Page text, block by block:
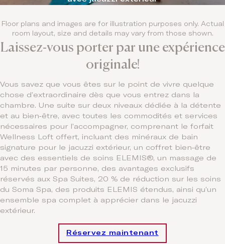
Floor plans and images are for illustration purposes only. Actual
room layout, size and details may vary from those shown.
Laissez-vous porter par une expérience
originale!
Vous savez que vous êtes sur le point de vivre quelque
chose d’extraordinaire dès que vous entrez dans la
chambre. Une suite sur deux niveaux dédiée à la détente
et au bien‑être, avec toutes les commodités et services
nécessaires pour l’accompagner, comprenant le forfait
Wellness Loft offert, incluant des minéraux de bain
signature pour le jacuzzi extérieur, un coffret bien‑être
avec des essentiels de soins ELEMIS®, un massage de
15 minutes par personne, des avantages exclusifs
réservés aux Spa Suites, 20 % de réduction sur les soins
du Soma Spa, des produits ELEMIS étendus, ainsi qu’un
ensemble spa complet à apprécier dans le jacuzzi
extérieur.
Réservez maintenant